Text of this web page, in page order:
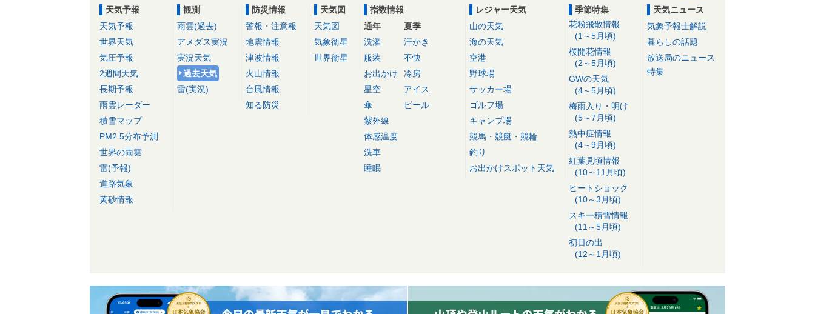
天気予報
天気予報
世界天気
気圧予報
2週間天気
長期予報
雨雲レーダー
積雪マップ
PM2.5分布予測
世界の雨雲
雷(予報)
道路気象
黄砂情報
観測
雨雲(過去)
アメダス実況
実況天気
過去天気
雷(実況)
防災情報
警報・注意報
地震情報
津波情報
火山情報
台風情報
知る防災
天気図
天気図
気象衛星
世界衛星
指数情報
通年
洗濯
服装
お出かけ
星空
傘
紫外線
体感温度
洗車
睡眠
夏季
汗かき
不快
冷房
アイス
ビール
レジャー天気
山の天気
海の天気
空港
野球場
サッカー場
ゴルフ場
キャンプ場
競馬・競艇・競輪
釣り
お出かけスポット天気
季節特集
花粉飛散情報
(1～5月頃)
桜開花情報
(2～5月頃)
GWの天気
(4～5月頃)
梅雨入り・明け
(5～7月頃)
熱中症情報
(4～9月頃)
紅葉見頃情報
(10～11月頃)
ヒートショック
(10～3月頃)
スキー積雪情報
(11～5月頃)
初日の出
(12～1月頃)
天気ニュース
気象予報士解説
暮らしの話題
放送局のニュース
特集